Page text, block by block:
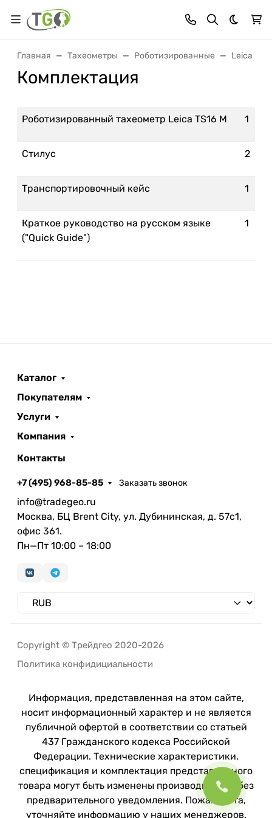
Темная
Главная Тахеометры Роботизированные Leica
Комплектация
Роботизированный тахеометр Leica TS16 M 1
Стилус 2
Транспортировочный кейс 1
Краткое руководство на русском языке
("Quick Guide")
1
Каталог
Покупателям
Услуги
Компания
Контакты
+7 (495) 968-85-85 Заказать звонок
info@tradegeo.ru
Москва, БЦ Brent City, ул. Дубининская, д. 57с1,
офис 361.
Пн—Пт 10:00 – 18:00
Copyright © Трейдгео 2020-2026
Политика конфидициальности
Информация, представленная на этом сайте,
носит информационный характер и не является
публичной офертой в соответствии со статьей
437 Гражданского кодекса Российской
Федерации. Технические характеристики,
спецификация и комплектация представленного
товара могут быть изменены производителем без
предварительного уведомления. Пожалуйста,
уточняйте информацию у наших менеджеров.